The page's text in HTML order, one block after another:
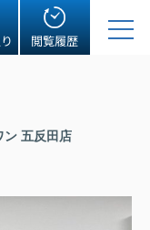
閲覧履歴
ン 五反田店